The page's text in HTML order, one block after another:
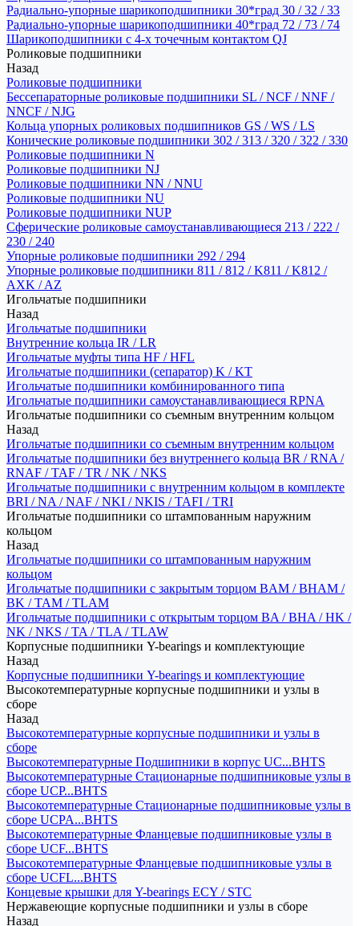
Радиально-упорные шарикоподшипники 30*град 30 / 32 / 33
Радиально-упорные шарикоподшипники 40*град 72 / 73 / 74
Шарикоподшипники с 4-х точечным контактом QJ
Роликовые подшипники
Назад
Роликовые подшипники
Бессепараторные роликовые подшипники SL / NCF / NNF /
NNCF / NJG
Кольца упорных роликовых подшипников GS / WS / LS
Конические роликовые подшипники 302 / 313 / 320 / 322 / 330
Роликовые подшипники N
Роликовые подшипники NJ
Роликовые подшипники NN / NNU
Роликовые подшипники NU
Роликовые подшипники NUP
Сферические роликовые самоустанавливающиеся 213 / 222 /
230 / 240
Упорные роликовые подшипники 292 / 294
Упорные роликовые подшипники 811 / 812 / K811 / K812 /
AXK / AZ
Игольчатые подшипники
Назад
Игольчатые подшипники
Внутренние кольца IR / LR
Игольчатые муфты типа HF / HFL
Игольчатые подшипники (сепаратор) K / KT
Игольчатые подшипники комбинированного типа
Игольчатые подшипники самоустанавливающиеся RPNA
Игольчатые подшипники со съемным внутренним кольцом
Назад
Игольчатые подшипники со съемным внутренним кольцом
Игольчатые подшипники без внутреннего кольца BR / RNA /
RNAF / TAF / TR / NK / NKS
Игольчатые подшипники с внутренним кольцом в комплекте
BRI / NA / NAF / NKI / NKIS / TAFI / TRI
Игольчатые подшипники со штампованным наружним
кольцом
Назад
Игольчатые подшипники со штампованным наружним
кольцом
Игольчатые подшипники с закрытым торцом BAM / BHAM /
BK / TAM / TLAM
Игольчатые подшипники с открытым торцом BA / BHA / HK /
NK / NKS / TA / TLA / TLAW
Корпусные подшипники Y-bearings и комплектующие
Назад
Корпусные подшипники Y-bearings и комплектующие
Высокотемпературные корпусные подшипники и узлы в
сборе
Назад
Высокотемпературные корпусные подшипники и узлы в
сборе
Высокотемпературные Подшипники в корпус UC...BHTS
Высокотемпературные Стационарные подшипниковые узлы в
сборе UCP...BHTS
Высокотемпературные Стационарные подшипниковые узлы в
сборе UCPA...BHTS
Высокотемпературные Фланцевые подшипниковые узлы в
сборе UCF...BHTS
Высокотемпературные Фланцевые подшипниковые узлы в
сборе UCFL...BHTS
Концевые крышки для Y-bearings ECY / STC
Нержавеющие корпусные подшипники и узлы в сборе
Назад